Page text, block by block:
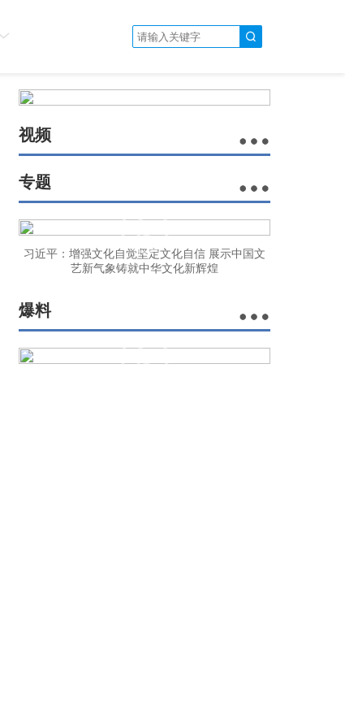
视频
专题
习近平：增强文化自觉坚定文化自信 展示中国文
艺新气象铸就中华文化新辉煌
爆料